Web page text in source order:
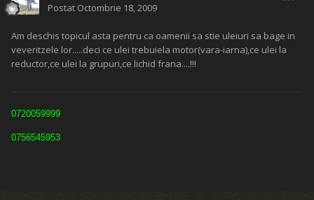
Postat Octombrie 18, 2009
Am deschis topicul asta pentru ca oamenii sa stie uleiuri sa bage in
veveritzele lor.....deci ce ulei trebuiela motor(vara-iarna),ce ulei la
reductor,ce ulei la grupuri,ce lichid frana....!!!
0720059999
0756545953